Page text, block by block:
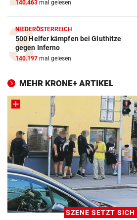
140.463 mal gelesen
NIEDERÖSTERREICH
500 Helfer kämpfen bei Gluthitze
gegen Inferno
140.197 mal gelesen
MEHR KRONE+ ARTIKEL
SZENE SETZT SICH